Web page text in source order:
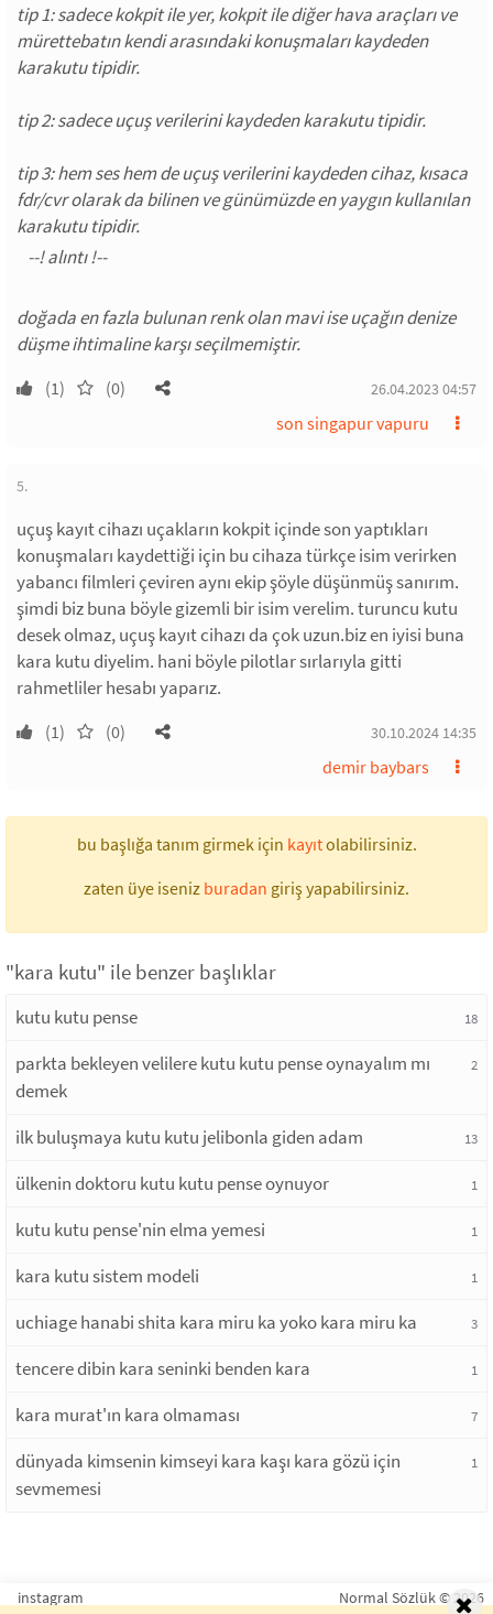
tip 1: sadece kokpit ile yer, kokpit ile diğer hava araçları ve
mürettebatın kendi arasındaki konuşmaları kaydeden
karakutu tipidir.
tip 2: sadece uçuş verilerini kaydeden karakutu tipidir.
tip 3: hem ses hem de uçuş verilerini kaydeden cihaz, kısaca
fdr/cvr olarak da bilinen ve günümüzde en yaygın kullanılan
karakutu tipidir.
doğada en fazla bulunan renk olan mavi ise uçağın denize
düşme ihtimaline karşı seçilmemiştir.
(1) (0) 26.04.2023 04:57
son singapur vapuru
5.
uçuş kayıt cihazı uçakların kokpit içinde son yaptıkları
konuşmaları kaydettiği için bu cihaza türkçe isim verirken
yabancı filmleri çeviren aynı ekip şöyle düşünmüş sanırım.
şimdi biz buna böyle gizemli bir isim verelim. turuncu kutu
desek olmaz, uçuş kayıt cihazı da çok uzun.biz en iyisi buna
kara kutu diyelim. hani böyle pilotlar sırlarıyla gitti
rahmetliler hesabı yaparız.
(1) (0) 30.10.2024 14:35
demir baybars
bu başlığa tanım girmek için kayıtolabilirsiniz.
zaten üye iseniz buradan giriş yapabilirsiniz.
"kara kutu" ile benzer başlıklar
kutu kutu pense 18
parkta bekleyen velilere kutu kutu pense oynayalım mı
demek
2
ilk buluşmaya kutu kutu jelibonla giden adam 13
ülkenin doktoru kutu kutu pense oynuyor 1
kutu kutu pense'nin elma yemesi 1
kara kutu sistem modeli 1
uchiage hanabi shita kara miru ka yoko kara miru ka 3
tencere dibin kara seninki benden kara 1
kara murat'ın kara olmaması 7
dünyada kimsenin kimseyi kara kaşı kara gözü için
sevmemesi
1
instagram Normal Sözlük © 2026